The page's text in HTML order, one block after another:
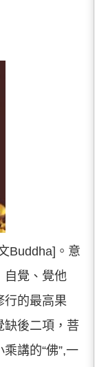
Buddha]。意
自覺、覺他
行的最高果
缺後二項，菩
講的“佛”,一